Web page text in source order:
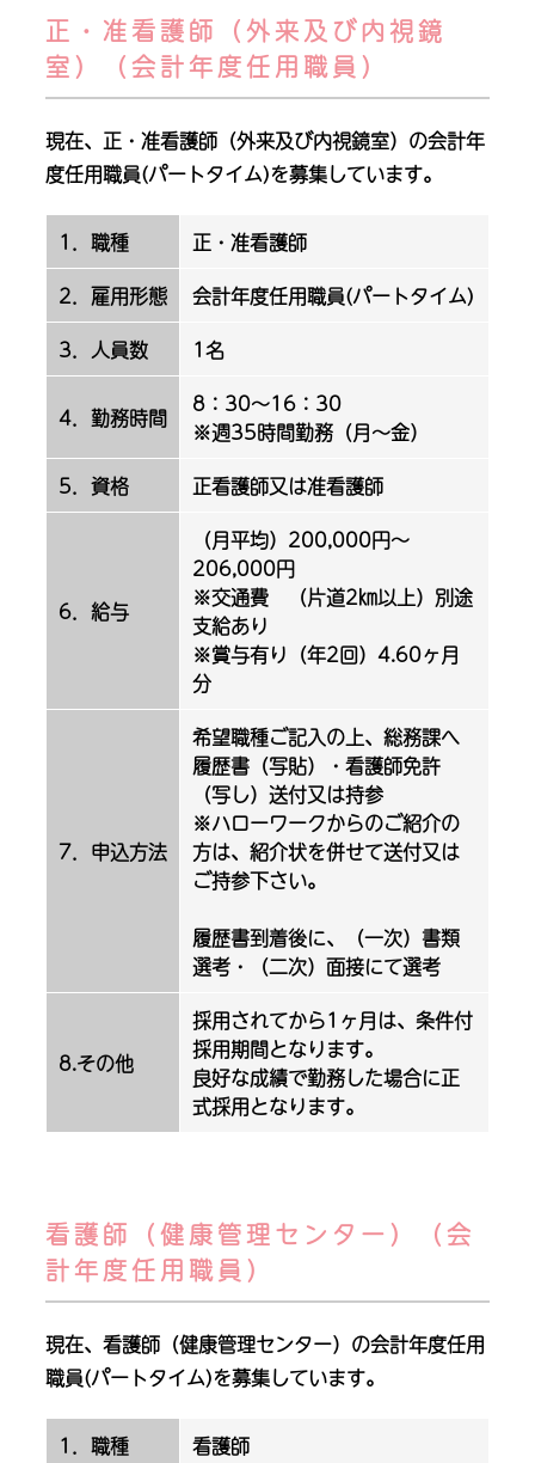
正・准看護師（外来及び内視鏡
室）（会計年度任用職員）
現在、正・准看護師（外来及び内視鏡室）の会計年
度任用職員(パートタイム)を募集しています。
1．職種
正・准看護師
2．雇用形態
会計年度任用職員(パートタイム)
3．人員数
1名
4．勤務時間
8：30～16：30
※週35時間勤務（月～金）
5．資格
正看護師又は准看護師
6．給与
（月平均）200,000円～
206,000円
※交通費 （片道2㎞以上）別途
支給あり
※賞与有り（年2回）4.60ヶ月
分
7．申込方法
希望職種ご記入の上、総務課へ
履歴書（写貼）・看護師免許
（写し）送付又は持参
※ハローワークからのご紹介の
方は、紹介状を併せて送付又は
ご持参下さい。
履歴書到着後に、（一次）書類
選考・（二次）面接にて選考
8.その他
採用されてから1ヶ月は、条件付
採用期間となります。
良好な成績で勤務した場合に正
式採用となります。
看護師（健康管理センター）（会
計年度任用職員）
現在、看護師（健康管理センター）の会計年度任用
職員(パートタイム)を募集しています。
1．職種 看護師